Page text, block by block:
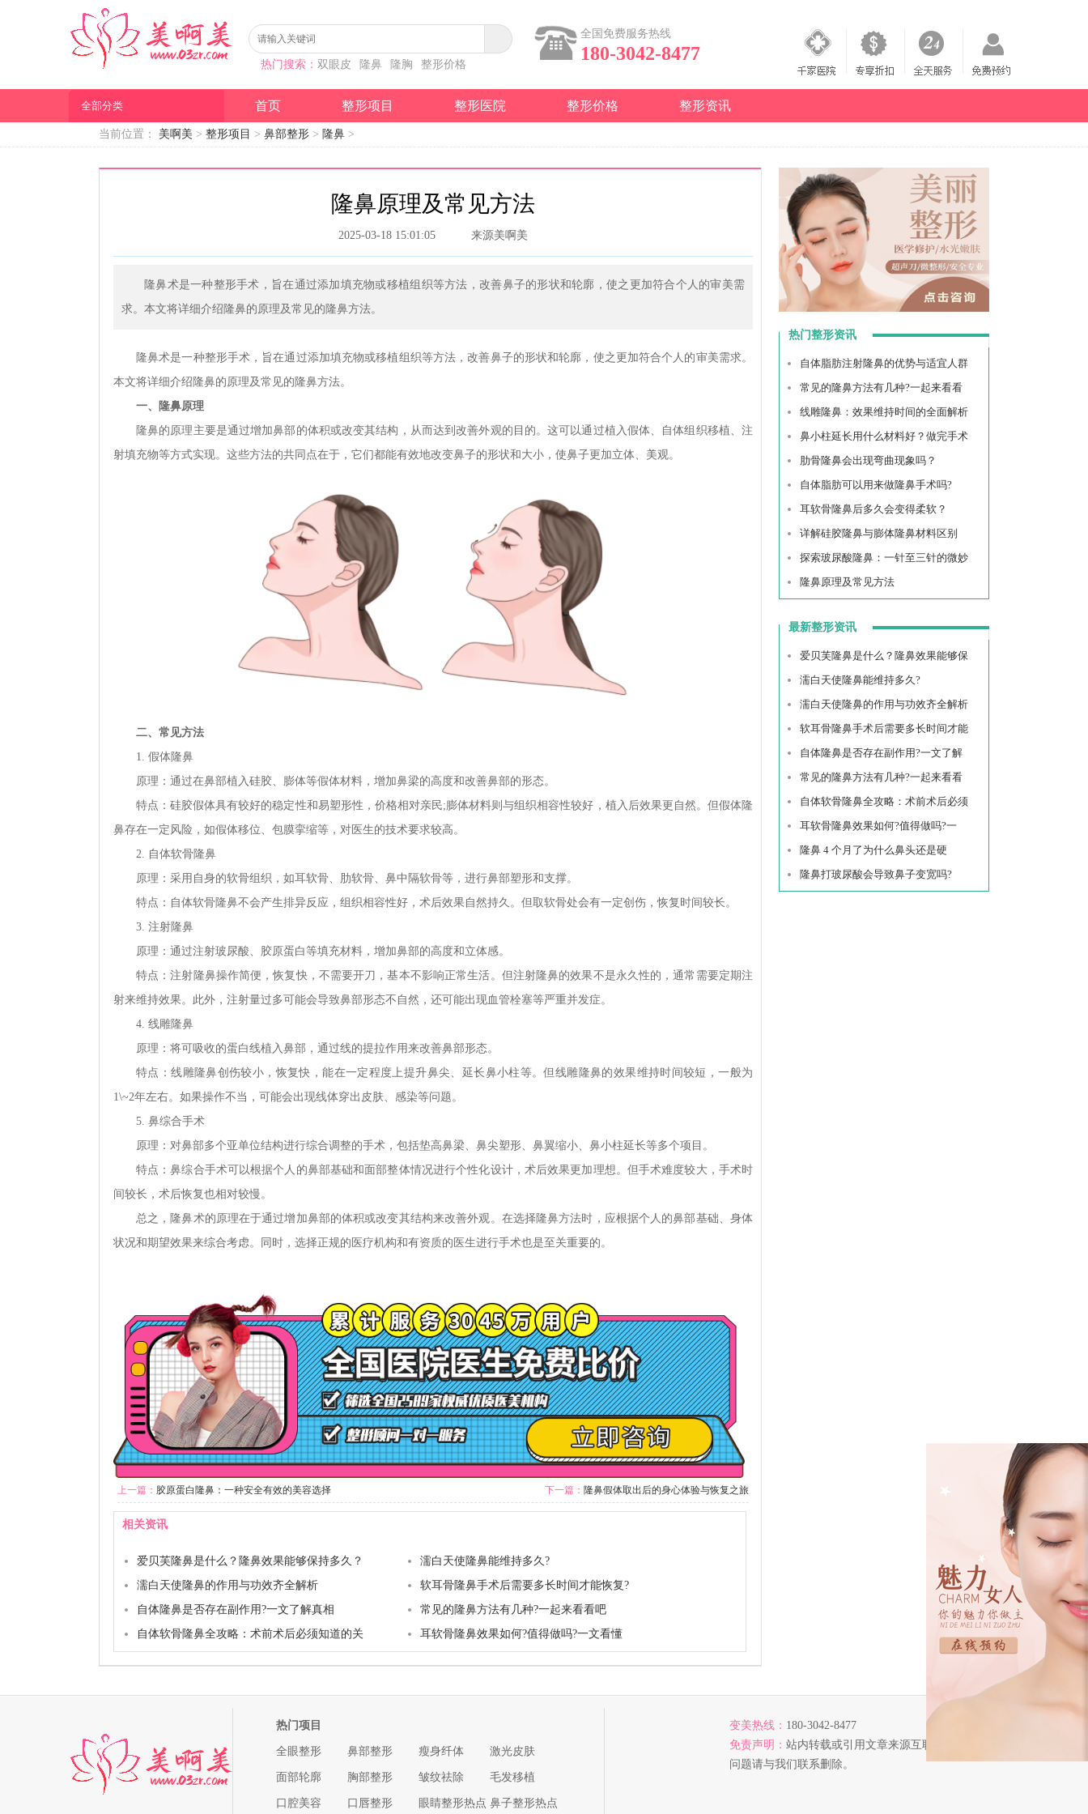
热门搜索： 双眼皮 隆鼻 隆胸 整形价格
全国免费服务热线
180-3042-8477
首页 整形项目 整形医院 整形价格 整形资讯
全部分类
当前位置： 美啊美 > 整形项目 > 鼻部整形 > 隆鼻 >
隆鼻原理及常见方法
2025-03-18 15:01:05 来源美啊美
隆鼻术是一种整形手术，旨在通过添加填充物或移植组织等方法，改善鼻子的形状和轮廓，使之更加符合个人的审美需
求。本文将详细介绍隆鼻的原理及常见的隆鼻方法。
隆鼻术是一种整形手术，旨在通过添加填充物或移植组织等方法，改善鼻子的形状和轮廓，使之更加符合个人的审美需求。
本文将详细介绍隆鼻的原理及常见的隆鼻方法。
一、隆鼻原理
隆鼻的原理主要是通过增加鼻部的体积或改变其结构，从而达到改善外观的目的。这可以通过植入假体、自体组织移植、注
射填充物等方式实现。这些方法的共同点在于，它们都能有效地改变鼻子的形状和大小，使鼻子更加立体、美观。
二、常见方法
1. 假体隆鼻
原理：通过在鼻部植入硅胶、膨体等假体材料，增加鼻梁的高度和改善鼻部的形态。
特点：硅胶假体具有较好的稳定性和易塑形性，价格相对亲民;膨体材料则与组织相容性较好，植入后效果更自然。但假体隆
鼻存在一定风险，如假体移位、包膜挛缩等，对医生的技术要求较高。
2. 自体软骨隆鼻
原理：采用自身的软骨组织，如耳软骨、肋软骨、鼻中隔软骨等，进行鼻部塑形和支撑。
特点：自体软骨隆鼻不会产生排异反应，组织相容性好，术后效果自然持久。但取软骨处会有一定创伤，恢复时间较长。
3. 注射隆鼻
原理：通过注射玻尿酸、胶原蛋白等填充材料，增加鼻部的高度和立体感。
特点：注射隆鼻操作简便，恢复快，不需要开刀，基本不影响正常生活。但注射隆鼻的效果不是永久性的，通常需要定期注
射来维持效果。此外，注射量过多可能会导致鼻部形态不自然，还可能出现血管栓塞等严重并发症。
4. 线雕隆鼻
原理：将可吸收的蛋白线植入鼻部，通过线的提拉作用来改善鼻部形态。
特点：线雕隆鼻创伤较小，恢复快，能在一定程度上提升鼻尖、延长鼻小柱等。但线雕隆鼻的效果维持时间较短，一般为
1\~2年左右。如果操作不当，可能会出现线体穿出皮肤、感染等问题。
5. 鼻综合手术
原理：对鼻部多个亚单位结构进行综合调整的手术，包括垫高鼻梁、鼻尖塑形、鼻翼缩小、鼻小柱延长等多个项目。
特点：鼻综合手术可以根据个人的鼻部基础和面部整体情况进行个性化设计，术后效果更加理想。但手术难度较大，手术时
间较长，术后恢复也相对较慢。
总之，隆鼻术的原理在于通过增加鼻部的体积或改变其结构来改善外观。在选择隆鼻方法时，应根据个人的鼻部基础、身体
状况和期望效果来综合考虑。同时，选择正规的医疗机构和有资质的医生进行手术也是至关重要的。
上一篇： 胶原蛋白隆鼻：一种安全有效的美容选择 下一篇： 隆鼻假体取出后的身心体验与恢复之旅
相关资讯
爱贝芙隆鼻是什么？隆鼻效果能够保持多久？
濡白天使隆鼻能维持多久?
濡白天使隆鼻的作用与功效齐全解析
软耳骨隆鼻手术后需要多长时间才能恢复?
自体隆鼻是否存在副作用?一文了解真相
常见的隆鼻方法有几种?一起来看看吧
自体软骨隆鼻全攻略：术前术后必须知道的关
耳软骨隆鼻效果如何?值得做吗?一文看懂
热门整形资讯
自体脂肪注射隆鼻的优势与适宜人群
常见的隆鼻方法有几种?一起来看看
线雕隆鼻：效果维持时间的全面解析
鼻小柱延长用什么材料好？做完手术
肋骨隆鼻会出现弯曲现象吗？
自体脂肪可以用来做隆鼻手术吗?
耳软骨隆鼻后多久会变得柔软？
详解硅胶隆鼻与膨体隆鼻材料区别
探索玻尿酸隆鼻：一针至三针的微妙
隆鼻原理及常见方法
最新整形资讯
爱贝芙隆鼻是什么？隆鼻效果能够保
濡白天使隆鼻能维持多久?
濡白天使隆鼻的作用与功效齐全解析
软耳骨隆鼻手术后需要多长时间才能
自体隆鼻是否存在副作用?一文了解
常见的隆鼻方法有几种?一起来看看
自体软骨隆鼻全攻略：术前术后必须
耳软骨隆鼻效果如何?值得做吗?一
隆鼻 4 个月了为什么鼻头还是硬
隆鼻打玻尿酸会导致鼻子变宽吗?
热门项目
全眼整形 鼻部整形 瘦身纤体 激光皮肤
面部轮廓 胸部整形 皱纹祛除 毛发移植
口腔美容 口唇整形 眼睛整形热点 鼻子整形热点
变美热线： 180-3042-8477
免责声明： 站内转载或引用文章来源互联网，若涉及版权
问题请与我们联系删除。